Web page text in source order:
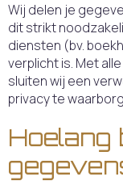
Wij delen je
dit strikt
diensten (bv.
verplicht is. Met
sluiten wij een
privacy te